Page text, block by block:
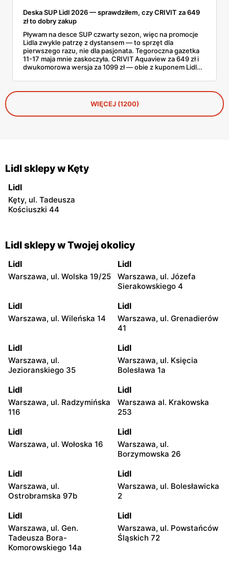
Deska SUP Lidl 2026 — sprawdziłem, czy CRIVIT za 649
zł to dobry zakup
Pływam na desce SUP czwarty sezon, więc na promocje
Lidla zwykle patrzę z dystansem — to sprzęt dla
pierwszego razu, nie dla pasjonata. Tegoroczna gazetka
11-17 maja mnie zaskoczyła. CRIVIT Aquaview za 649 zł i
dwukomorowa wersja za 1099 zł — obie z kuponem Lidl
nośność, a do tego, jak wypadają wobec tańszych modeli
z Decathlonu.
WIĘCEJ (1200)
Lidl sklepy w Kęty
Lidl
Kęty, ul. Tadeusza
Kościuszki 44
Lidl sklepy w Twojej okolicy
Lidl
Warszawa, ul. Wolska 19/25
Lidl
Warszawa, ul. Józefa
Sierakowskiego 4
Lidl
Warszawa, ul. Wileńska 14
Lidl
Warszawa, ul. Grenadierów
41
Lidl
Warszawa, ul.
Jezioranskiego 35
Lidl
Warszawa, ul. Księcia
Bolesława 1a
Lidl
Warszawa, ul. Radzymińska
116
Lidl
Warszawa al. Krakowska
253
Lidl
Warszawa, ul. Wołoska 16
Lidl
Warszawa, ul.
Borzymowska 26
Lidl
Warszawa, ul.
Ostrobramska 97b
Lidl
Warszawa, ul. Bolesławicka
2
Lidl
Warszawa, ul. Gen.
Tadeusza Bora-
Komorowskiego 14a
Lidl
Warszawa, ul. Powstańców
Śląskich 72